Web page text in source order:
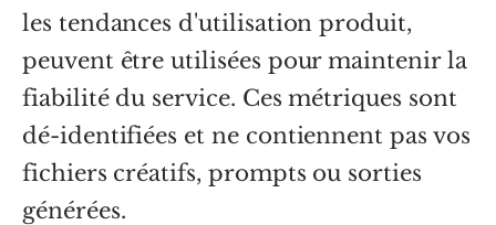
les tendances d'utilisation produit,
peuvent être utilisées pour maintenir la
fiabilité du service. Ces métriques sont
dé-identifiées et ne contiennent pas vos
fichiers créatifs, prompts ou sorties
générées.